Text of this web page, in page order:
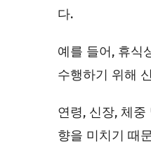
다.
예를 들어, 휴식
수행하기 위해
연령, 신장, 체
향을 미치기 때